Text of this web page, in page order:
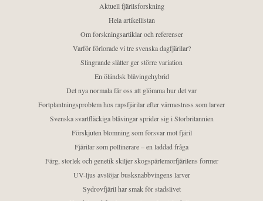
Aktuell fjärilsforskning
Hela artikellistan
Om forskningsartiklar och referenser
Varför förlorade vi tre svenska dagfjärilar?
Slingrande slåtter ger större variation
En öländsk blåvingehybrid
Det nya normala får oss att glömma hur det var
Fortplantningsproblem hos rapsfjärilar efter värmestress som larver
Svenska svartfläckiga blåvingar sprider sig i Storbritannien
Förskjuten blomning som försvar mot fjäril
Fjärilar som pollinerare – en laddad fråga
Färg, storlek och genetik skiljer skogspärlemorfjärilens former
UV-ljus avslöjar busksnabbvingens larver
Sydrovfjäril har smak för stadslivet